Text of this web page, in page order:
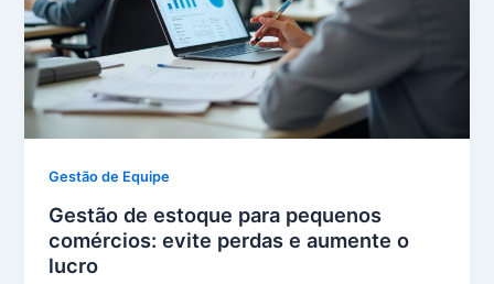
Gestão de Equipe
Gestão de estoque para pequenos
comércios: evite perdas e aumente o
lucro